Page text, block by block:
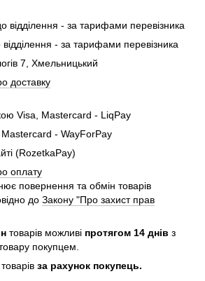
відділення - за тарифами перевізника
- за тарифами перевізника
7, Хмельницький
доставку
Visa, Mastercard - LiqPay
- WayForPay
(RozetkaPay)
оплату
повернення та обмін товарів
до Закону "Про захист прав
товарів можливі протягом 14 днів з
покупцем.
товарів за рахунок покупець.